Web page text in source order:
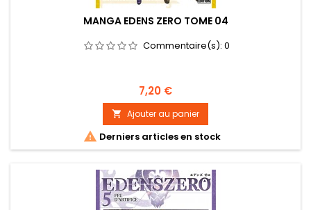
MANGA EDENS ZERO TOME 04
Commentaire(s): 0
Prix
7,20 €
 Ajouter au panier
 Derniers articles en stock